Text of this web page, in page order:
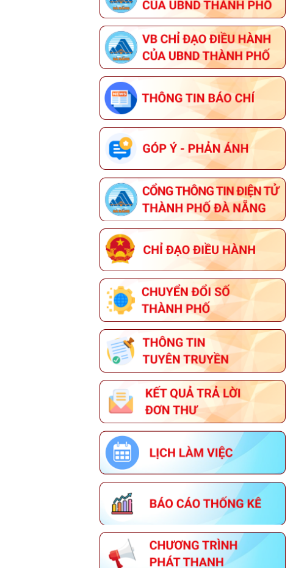
THÔNG BÁO LỄ HỘI ĐÀ NẴNG
FOOD TOUR 2026 VÀ LỄ HỘI PHÁO
HOA QUỐC TẾ ĐÀ NẴNG (DIFF)
2026 CỦA UBND THÀNH PHỐ ĐÀ
NẴNG
CÔNG KHAI BÁO CÁO ĐỀ XUẤT
CẤP GIẤY PHÉP MÔI TRƯỜNG ĐỐI
VỚI CƠ SỞ "CHI NHÁNH TẠI ĐÀ
NẴNG CÔNG TY CỔ PHẦN NHIÊN
LIỆU BAY PETROLIMEX"
THÔNG TIN ĐĂNG KÝ THAM GIA
HỘI NGHỊ KẾT NỐI GIAO THƯƠNG
GIỮA NHÀ CUNG CẤP VỚI CÁC
DOANH NGHIỆP XUẤT KHẨU VÀ TỔ
CHỨC XÚC TIẾN THƯƠNG MẠI CHO
SẢN PHẨM OCOP TẠI ĐÀ NẴNG
THÔNG TIN VỀ ĐOÀN GIAO DỊCH
XÚC TIẾN THƯƠNG MẠI TẠI LIÊN
BANG NGA
THÔNG BÁO HỘI THI SẢN PHẨM
THỦ CÔNG MỸ NGHỆ VIỆT NAM
NĂM 2026
KẾ HOẠCH TỔ CHỨC GIẢI BÁO CHÍ
VỀ XÂY DỰNG ĐẢNG (GIẢI BÚA
LIỀM VÀNG) THÀNH PHỐ ĐÀ
NẴNG NĂM 2026
THÔNG BÁO VỀ VIỆC TUYỂN DỤNG
LAO ĐỘNG HỢP ĐỒNG LÀM VIỆC